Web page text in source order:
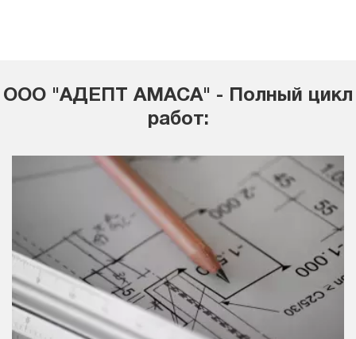
ООО "АДЕПТ АМАСА" - Полный цикл
работ: